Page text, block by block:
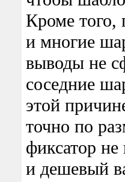
Кроме того,
и многие
выводы не
соседние
этой
точно по
фиксатор
и дешевый